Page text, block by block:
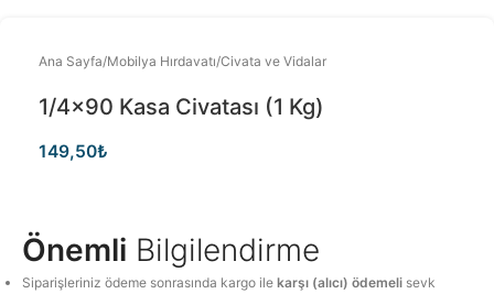
Ana Sayfa/Mobilya Hırdavatı/Civata ve Vidalar
1/4×90 Kasa Civatası (1 Kg)
149,50₺
Önemli Bilgilendirme
Siparişleriniz ödeme sonrasında kargo ilekarşı (alıcı) ödemeli sevk